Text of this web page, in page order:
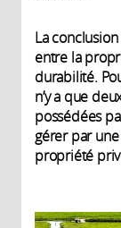
La
entre la
durabilité.
n’y a que
possédées
gérer par
propriété